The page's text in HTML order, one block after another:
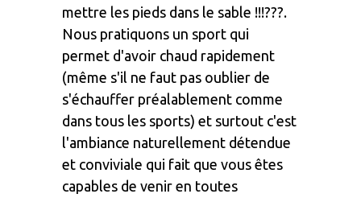
mettre les pieds dans le sable !!!???.
Nous pratiquons un sport qui
permet d'avoir chaud rapidement
(même s'il ne faut pas oublier de
s'échauffer préalablement comme
dans tous les sports) et surtout c'est
l'ambiance naturellement détendue
et conviviale qui fait que vous êtes
capables de venir en toutes